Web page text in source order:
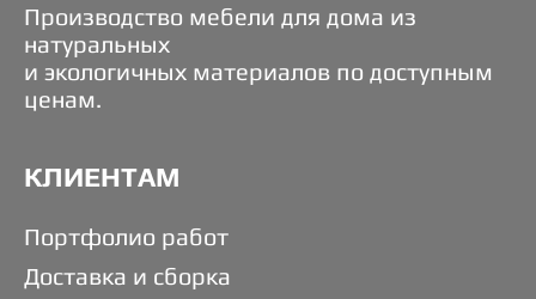
Производство мебели для дома из
натуральных
и экологичных материалов по доступным
ценам.
КЛИЕНТАМ
Портфолио работ
Доставка и сборка